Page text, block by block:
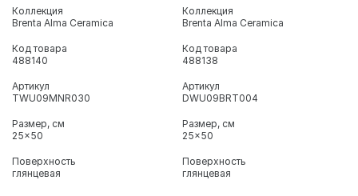
Коллекция
Brenta Alma Ceramica
Код товара
488140
Артикул
TWU09MNR030
Размер, см
25x50
Поверхность
глянцевая
Коллекция
Brenta Alma Ceramica
Код товара
488138
Артикул
DWU09BRT004
Размер, см
25x50
Поверхность
глянцевая